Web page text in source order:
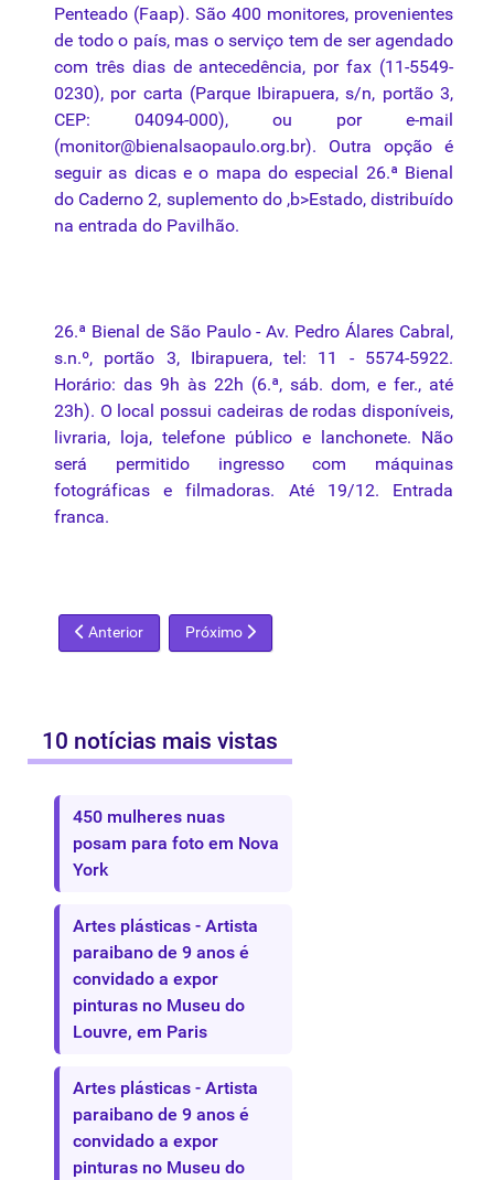
Penteado (Faap). São 400 monitores, provenientes
de todo o país, mas o serviço tem de ser agendado
com três dias de antecedência, por fax (11-5549-
0230), por carta (Parque Ibirapuera, s/n, portão 3,
CEP: 04094-000), ou por e-mail
(monitor@bienalsaopaulo.org.br). Outra opção é
seguir as dicas e o mapa do especial 26.ª Bienal
do Caderno 2, suplemento do ,b>Estado, distribuído
na entrada do Pavilhão.
26.ª Bienal de São Paulo - Av. Pedro Álares Cabral,
s.n.º, portão 3, Ibirapuera, tel: 11 - 5574-5922.
Horário: das 9h às 22h (6.ª, sáb. dom, e fer., até
23h). O local possui cadeiras de rodas disponíveis,
livraria, loja, telefone público e lanchonete. Não
será permitido ingresso com máquinas
fotográficas e filmadoras. Até 19/12. Entrada
franca.
Artigo anterior: Estudante brasileiro ganha prêmio
Anterior Próximo artigo: Dicas para quem vai à 26ª
Próximo
10 notícias mais vistas
450 mulheres nuas
posam para foto em Nova
York
Artes plásticas - Artista
paraibano de 9 anos é
convidado a expor
pinturas no Museu do
Louvre, em Paris
Artes plásticas - Artista
paraibano de 9 anos é
convidado a expor
pinturas no Museu do